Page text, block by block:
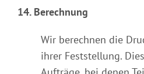
14. Berechnung
Wir berechnen die
ihrer Feststellung.